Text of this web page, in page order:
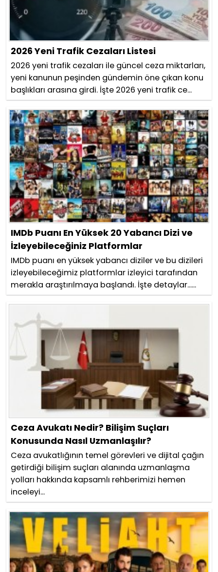
2026 Yeni Trafik Cezaları Listesi
2026 yeni trafik cezaları ile güncel ceza miktarları,
yeni kanunun peşinden gündemin öne çıkan konu
başlıkları arasına girdi. İşte 2026 yeni trafik ce...
IMDb Puanı En Yüksek 20 Yabancı Dizi ve
İzleyebileceğiniz Platformlar
IMDb puanı en yüksek yabancı diziler ve bu dizileri
izleyebileceğimiz platformlar izleyici tarafından
merakla araştırılmaya başlandı. İşte detaylar......
Ceza Avukatı Nedir? Bilişim Suçları
Konusunda Nasıl Uzmanlaşılır?
Ceza avukatlığının temel görevleri ve dijital çağın
getirdiği bilişim suçları alanında uzmanlaşma
yolları hakkında kapsamlı rehberimizi hemen
inceleyi...